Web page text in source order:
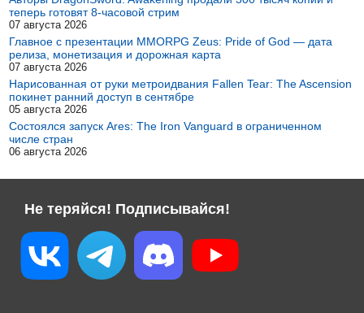
теперь готовят 8-часовой стрим
07 августа 2026
Главное с презентации MMORPG Zeus: Pride of God — дата
релиза, монетизация и дорожная карта
07 августа 2026
Нарисованная от руки метроидвания Fallen Tear: The Ascension
покинет ранний доступ в сентябре
05 августа 2026
Состоялся запуск Ares: The Iron Vanguard в ограниченном
числе стран
06 августа 2026
Не теряйся! Подписывайся!